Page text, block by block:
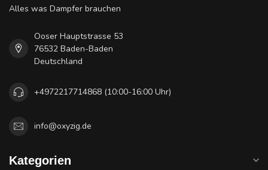
Alles was Dampfer brauchen
Ooser Hauptstrasse 53
76532 Baden-Baden
Deutschland
+4972217714868 (10:00-16:00 Uhr)
info@oxyzig.de
Kategorien